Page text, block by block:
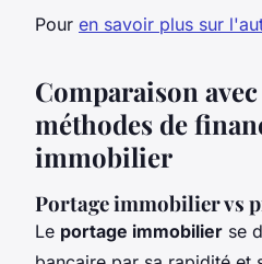
Pour en savoir plus sur
Comparaison
méthodes de
immobilier
Portage immobilier vs
Le portage immobilier se